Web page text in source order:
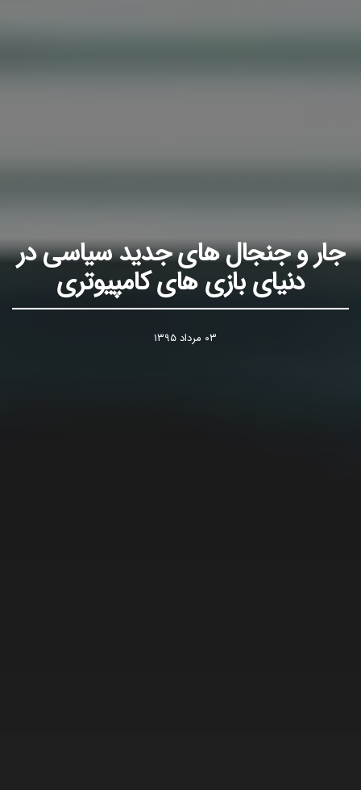
جار و جنجال های جدید سیاسی در
دنیای بازی های کامپیوتری
۰۳ مرداد ۱۳۹۵